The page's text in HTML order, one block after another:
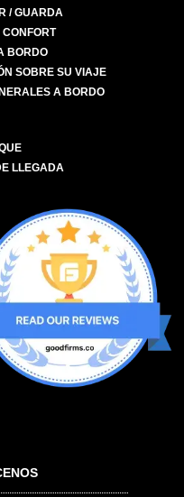
/ GUARDA
CONFORT
BORDO
SOBRE SU VIAJE
A BORDO
LLEGADA